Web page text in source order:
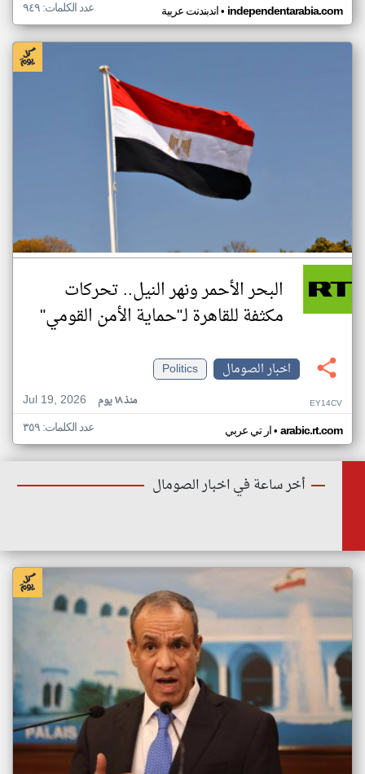
اندبندنت عربية• independentarabia.com عدد الكلمات: ٩٤٩
البحر الأحمر ونهر النيل.. تحركات
مكثفة للقاهرة لـ"حماية الأمن القومي"
اخبار الصومال
Politics
Jul 19, 2026
منذ ١٨ يوم EY14CV
ار تي عربي• arabic.rt.com عدد الكلمات: ٣٥٩
أخر ساعة في اخبار الصومال